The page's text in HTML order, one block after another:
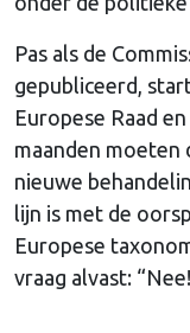
Pas als de
gepubliceerd,
Europese Raad
maanden moeten
nieuwe
lijn is met de
Europese
vraag alvast: